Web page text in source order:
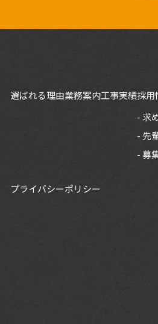
選ばれる理由業務案内工事実績採用
求
先
募
プライバシーポリシー